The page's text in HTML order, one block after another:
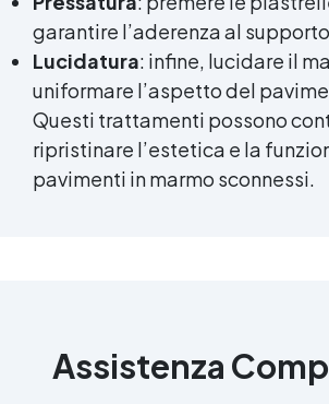
garantire l’aderenza al
Lucidatura: infine, lucidare il
uniformare l’aspetto del
Questi trattamenti possono
ripristinare l’estetica e la
pavimenti in marmo sconnessi.
Assistenza